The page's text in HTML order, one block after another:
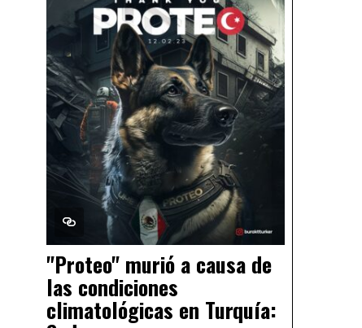
"Proteo" murió a causa de
las condiciones
climatológicas en Turquía: